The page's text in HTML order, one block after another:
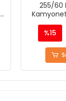
255/70
%15